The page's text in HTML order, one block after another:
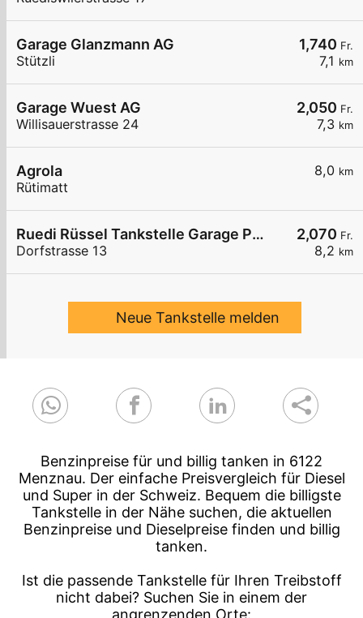
1,740 Fr.
7,1 km
Garage Glanzmann AG
Stützli
2,050 Fr.
7,3 km
Garage Wuest AG
Willisauerstrasse 24
8,0 km
Agrola
Rütimatt
2,070 Fr.
8,2 km
Ruedi Rüssel Tankstelle Garage Pneuhaus Gettnau
Dorfstrasse 13
Neue Tankstelle melden
Benzinpreise für und billig tanken in 6122
Menznau. Der einfache Preisvergleich für Diesel
und Super in der Schweiz. Bequem die billigste
Tankstelle in der Nähe suchen, die aktuellen
Benzinpreise und Dieselpreise finden und billig
tanken.
Ist die passende Tankstelle für Ihren Treibstoff
nicht dabei? Suchen Sie in einem der
angrenzenden Orte: